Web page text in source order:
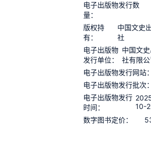
电子出版物发行数
量：
版权持
有：
中国文史
社
电子出版物
发行单位：
中国文
社有限
电子出版物发行网站
电子出版物发行批次
电子出版物发行
时间：
10-
数字图书定价：